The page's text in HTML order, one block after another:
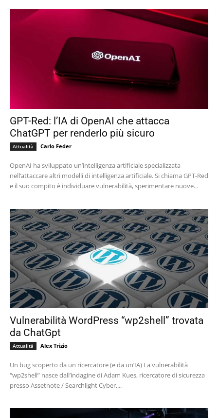
GPT-Red: l’IA di OpenAI che attacca
ChatGPT per renderlo più sicuro
Attualità Carlo Feder
OpenAI ha sviluppato un’intelligenza artificiale specializzata
nell’attaccare altri modelli di intelligenza artificiale. Si chiama GPT-Red
e il suo compito è individuare vulnerabilità, sperimentare nuove...
Vulnerabilità WordPress “wp2shell” trovata
da ChatGpt
Attualità Alex Trizio
Un bug scoperto da un ricercatore (e da un’IA) La vulnerabilità
“wp2shell” nasce dall’indagine di Adam Kues, ricercatore di sicurezza
presso Assetnote / Searchlight Cyber,...